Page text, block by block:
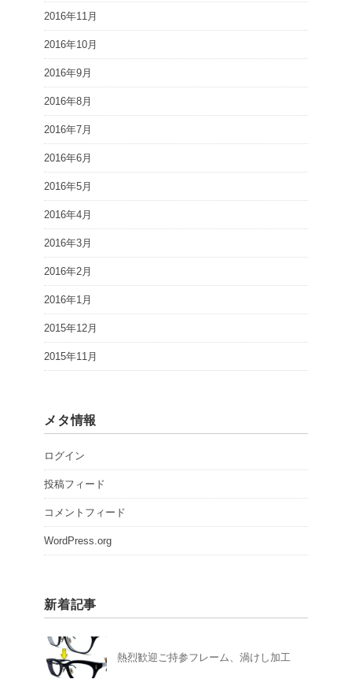
2016年11月
2016年10月
2016年9月
2016年8月
2016年7月
2016年6月
2016年5月
2016年4月
2016年3月
2016年2月
2016年1月
2015年12月
2015年11月
メタ情報
ログイン
投稿フィード
コメントフィード
WordPress.org
新着記事
熱烈歓迎ご持参フレーム、渦けし加工